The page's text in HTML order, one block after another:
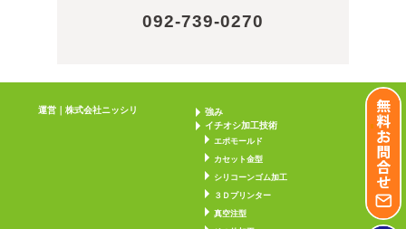
092-739-0270
運営｜株式会社ニッシリ
強み
イチオシ加工技術
エポモールド
カセット金型
シリコーンゴム加工
３Ｄプリンター
真空注型